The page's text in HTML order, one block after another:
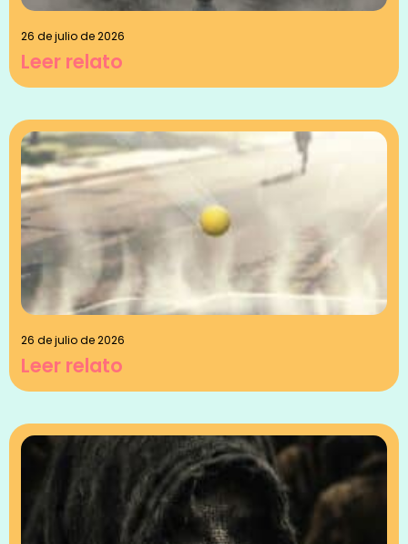
26 de julio de 2026
Leer relato
26 de julio de 2026
Leer relato